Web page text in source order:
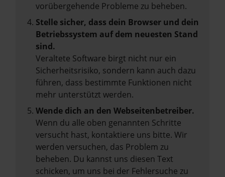
vorübergehende Probleme zu beheben.
Stelle sicher, dass dein Browser und dein
Betriebssystem auf dem neuesten Stand
sind.
Veraltete Software birgt nicht nur ein
Sicherheitsrisiko, sondern kann auch dazu
führen, dass bestimmte Funktionen nicht
mehr unterstützt werden.
Wende dich an den Webseitenbetreiber.
Wenn du alle oben genannten Schritte
versucht hast, kontaktiere uns bitte. Wir
werden versuchen, das Problem zu
beheben. Du kannst uns diesen Text
schicken, um uns bei der Fehlersuche zu